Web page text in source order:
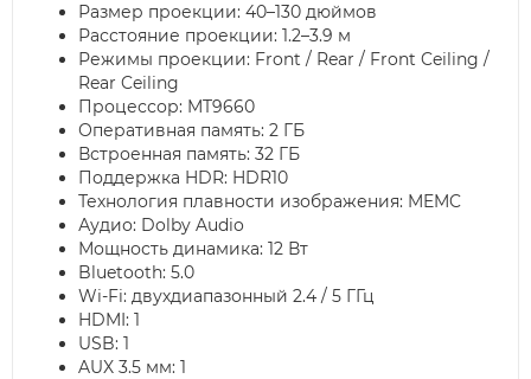
Размер проекции: 40–130 дюймов
Расстояние проекции: 1.2–3.9 м
Режимы проекции: Front / Rear / Front Ceiling /
Rear Ceiling
Процессор: MT9660
Оперативная память: 2 ГБ
Встроенная память: 32 ГБ
Поддержка HDR: HDR10
Технология плавности изображения: MEMC
Аудио: Dolby Audio
Мощность динамика: 12 Вт
Bluetooth: 5.0
Wi-Fi: двухдиапазонный 2.4 / 5 ГГц
HDMI: 1
USB: 1
AUX 3.5 мм: 1